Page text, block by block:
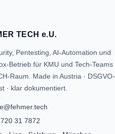
TECH e.U.
Pentesting, AI-Automation und
Betrieb für KMU und Tech-Teams
Raum. Made in Austria · DSGVO-
· klar dokumentiert.
31 7872